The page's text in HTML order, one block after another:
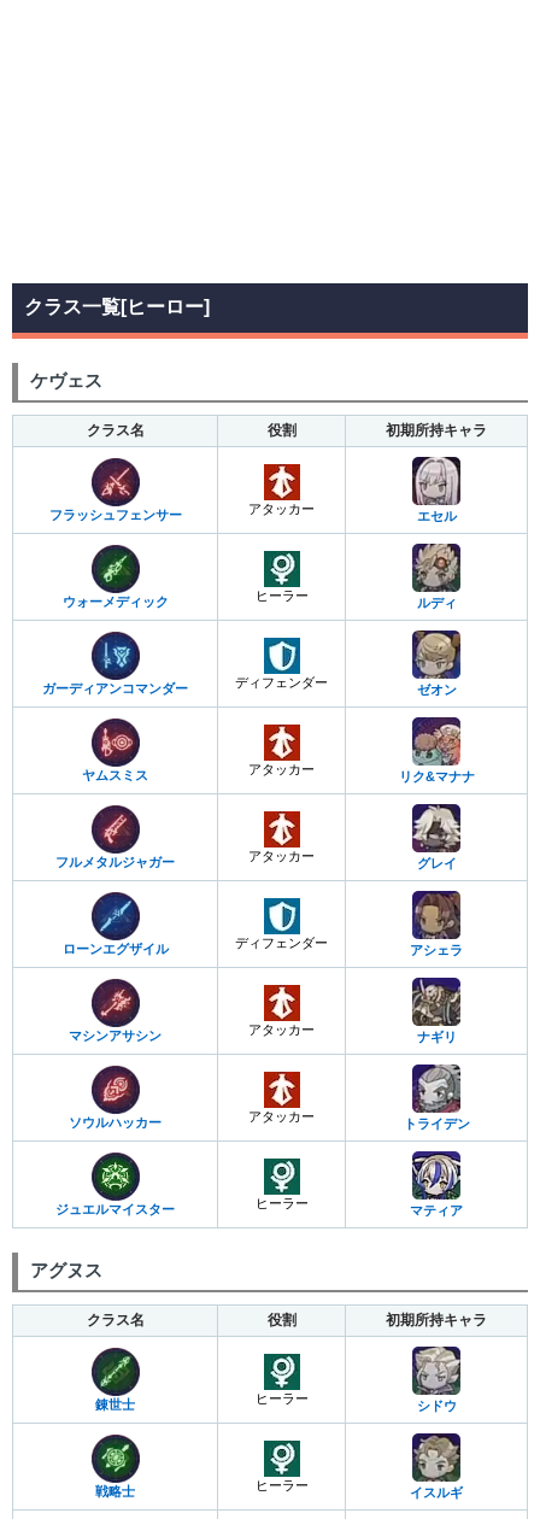
クラス一覧[ヒーロー]
ケヴェス
クラス名 役割 初期所持キャラ
フラッシュフェンサー アタッカー エセル
ウォーメディック ヒーラー ルディ
ガーディアンコマンダー ディフェンダー ゼオン
ヤムスミス アタッカー リク&マナナ
フルメタルジャガー アタッカー グレイ
ローンエグザイル ディフェンダー アシェラ
マシンアサシン アタッカー ナギリ
ソウルハッカー アタッカー トライデン
ジュエルマイスター ヒーラー マティア
アグヌス
クラス名 役割 初期所持キャラ
錬世士 ヒーラー シドウ
戦略士 ヒーラー イスルギ